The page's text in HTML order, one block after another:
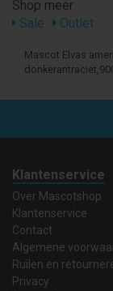
Shop meer
Sale
Outlet
Mascot Elvas
Klantenservice
Over Mascotshop
Klantenservice
Contact
Algemene
Ruilen en
Privacy